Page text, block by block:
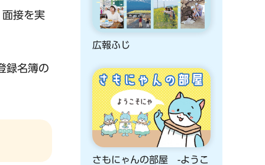
接を実
録名簿の
広報ふじ
さもにゃんの部屋 -ようこ